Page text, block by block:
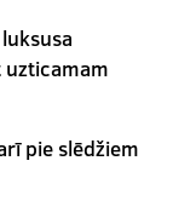
pie slēdžiem